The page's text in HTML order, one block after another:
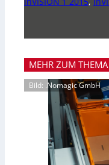
MEHR ZUM THEMA
Bild: .Nomagic GmbH